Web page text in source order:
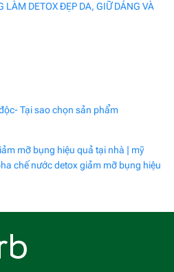
LÀM DETOX ĐẸP DA, GIỮ DÁNG VÀ
Tại sao chọn sản phẩm
mỡ bụng hiệu quả tại nhà | mỹ
chế nước detox giảm mỡ bụng hiệu